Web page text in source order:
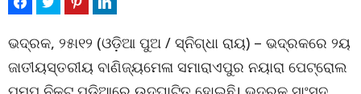
ଭଦ୍ରକ, ୨୫ା୧୨ (ଓଡ଼ିଆ ପୁଅ / ସ୍ନିଗ୍ଧା ରାୟ) – ଭଦ୍ରକରେ ୨ୟ
ଜାତୀୟସ୍ତରୀୟ ବାଣିଜ୍ୟମେଳା ସମାରାଏପୁର ନୟାରା ପେଟ୍ରୋଲ